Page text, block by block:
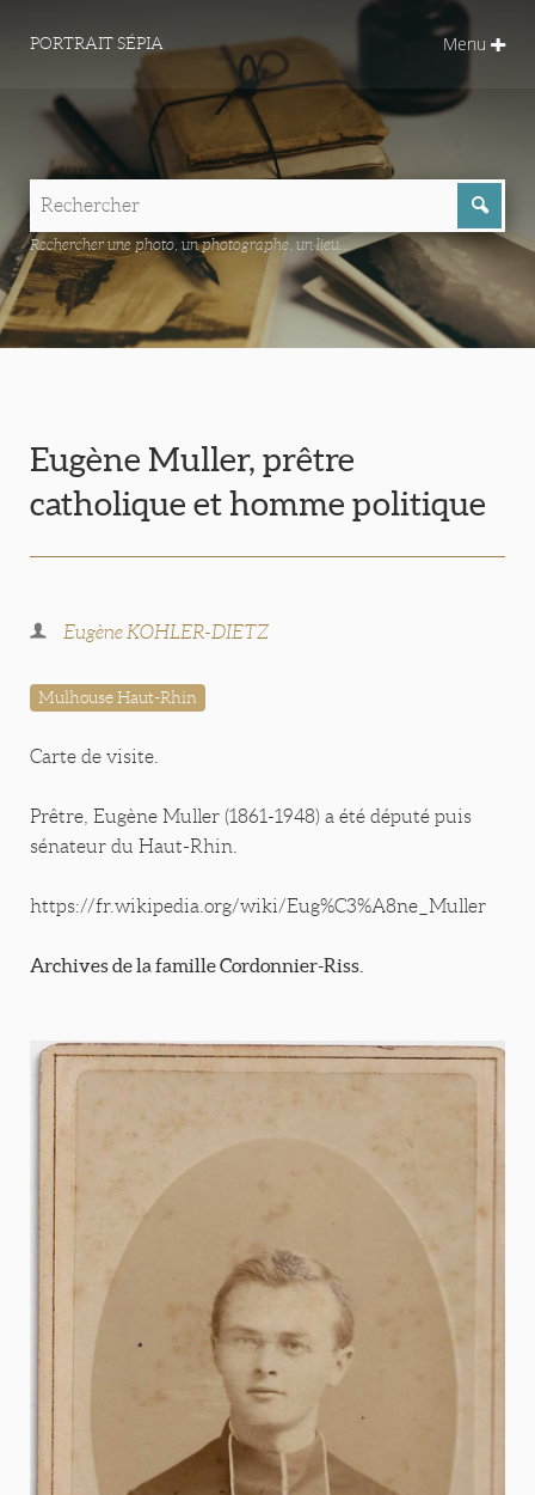
PORTRAIT SÉPIA Menu
Rechercher une photo, un photographe, un lieu...
Eugène Muller, prêtre
catholique et homme politique
Eugène KOHLER-DIETZ
Mulhouse Haut-Rhin
Carte de visite.
Prêtre, Eugène Muller (1861-1948) a été député puis
sénateur du Haut-Rhin.
https://fr.wikipedia.org/wiki/Eug%C3%A8ne_Muller
Archives de la famille Cordonnier-Riss.